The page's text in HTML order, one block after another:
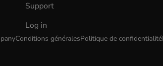
Support
Log in
in
Conditions généralesPolitique de confidentialité